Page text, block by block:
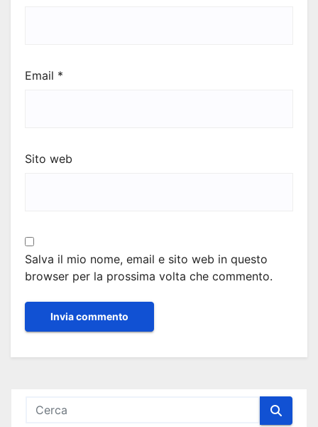
Email *
Sito web
Salva il mio nome, email e sito web in questo
browser per la prossima volta che commento.